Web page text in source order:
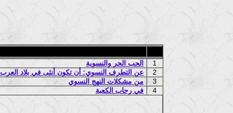
الحب الحر والنسوية
1
عن التطرف النسوي: أن تكون أنثى في بلاد العرب
2
من مشكلات النهج النسوي
3
في رحاب الكعبة 4